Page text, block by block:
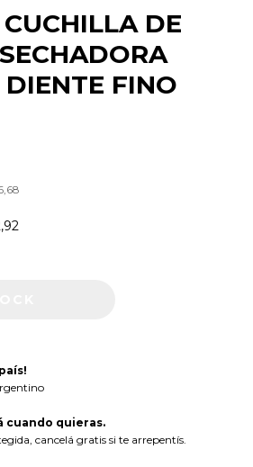
DE
FINO
cuando quieras.
cancelá gratis si te arrepentís.